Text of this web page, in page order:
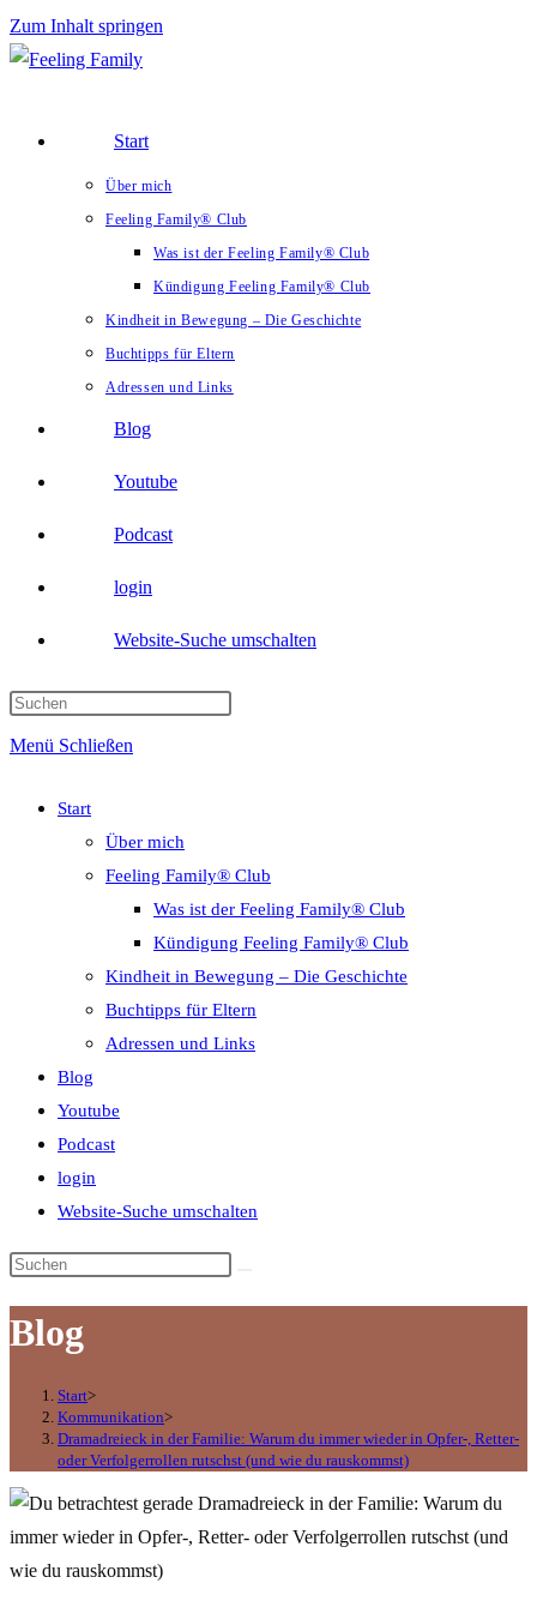
Zum Inhalt springen
Start
Über mich
Feeling Family® Club
Was ist der Feeling Family® Club
Kündigung Feeling Family® Club
Kindheit in Bewegung – Die Geschichte
Buchtipps für Eltern
Adressen und Links
Blog
Youtube
Podcast
login
Website-Suche umschalten
Menü Schließen
Start
Über mich
Feeling Family® Club
Was ist der Feeling Family® Club
Kündigung Feeling Family® Club
Kindheit in Bewegung – Die Geschichte
Buchtipps für Eltern
Adressen und Links
Blog
Youtube
Podcast
login
Website-Suche umschalten
Blog
Start>
Kommunikation>
Dramadreieck in der Familie: Warum du immer wieder in Opfer-, Retter-
oder Verfolgerrollen rutschst (und wie du rauskommst)